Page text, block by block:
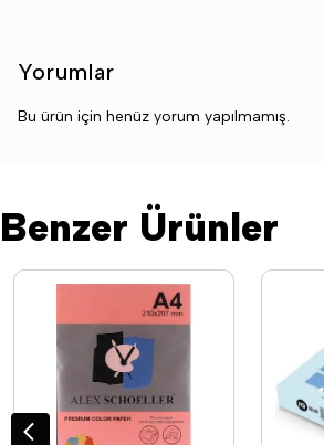
Yorumlar
Bu ürün için henüz yorum yapılmamış.
Benzer Ürünler